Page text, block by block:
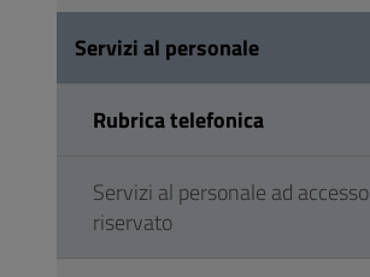
Servizi al personale
Rubrica telefonica
Servizi al personale ad accesso
riservato